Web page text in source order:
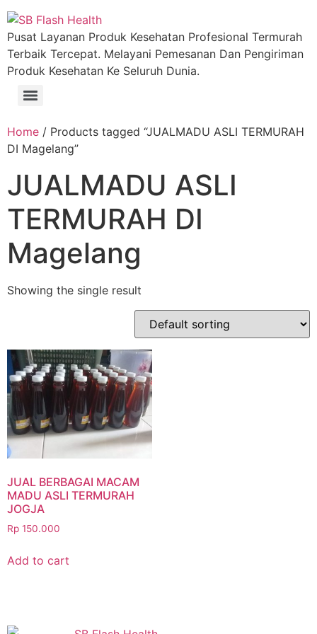
Pusat Layanan Produk Kesehatan Profesional Termurah
Terbaik Tercepat. Melayani Pemesanan Dan Pengiriman
Produk Kesehatan Ke Seluruh Dunia.
Home / Products tagged “JUALMADU ASLI TERMURAH
DI Magelang”
JUALMADU ASLI
TERMURAH DI
Magelang
Showing the single result
JUAL BERBAGAI MACAM
MADU ASLI TERMURAH
JOGJA
Rp 150.000
Add to cart